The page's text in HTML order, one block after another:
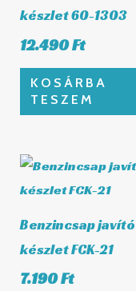
készlet 60-1303
12.490Ft
KOSÁRBA
TESZEM
Benzincsap javító
készlet FCK-21
7.190Ft